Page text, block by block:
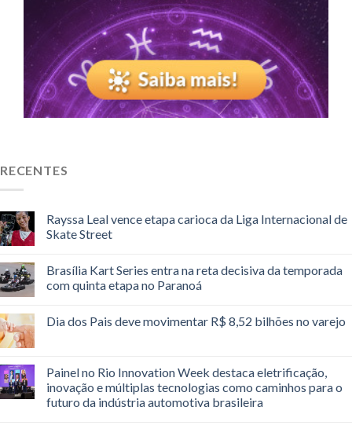
RECENTES
Rayssa Leal vence etapa carioca da Liga Internacional de
Skate Street
Brasília Kart Series entra na reta decisiva da temporada
com quinta etapa no Paranoá
Dia dos Pais deve movimentar R$ 8,52 bilhões no varejo
Painel no Rio Innovation Week destaca eletrificação,
inovação e múltiplas tecnologias como caminhos para o
futuro da indústria automotiva brasileira